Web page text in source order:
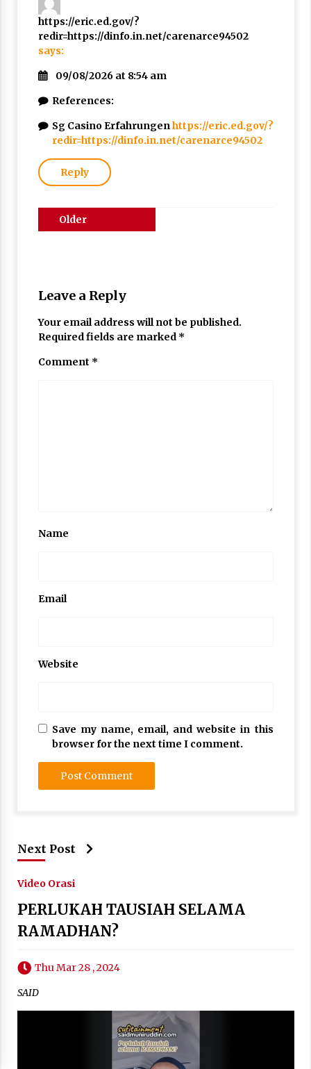
https://eric.ed.gov/?
redir=https://dinfo.in.net/carenarce94502
says:
09/08/2026 at 8:54 am
References:
Sg Casino Erfahrungenhttps://eric.ed.gov/?
redir=https://dinfo.in.net/carenarce94502
Reply
Comments
Older
Leave a Reply
Your email address will not be published.
Required fields are marked *
Comment *
Name
Email
Website
Save my name, email, and website in this
browser for the next time I comment.
Next Post
Video Orasi
PERLUKAH TAUSIAH SELAMA
RAMADHAN?
Thu Mar 28 , 2024
SAID